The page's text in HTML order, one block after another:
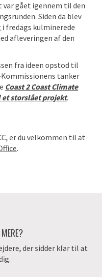
gået igennem til den
Siden da blev
fredags kulminerede
afleveringen af den
fra ideen opstod til
tanker
Coast 2 Coast Climate
et storslået projekt.
er du velkommen til at
.
der sidder klar til at